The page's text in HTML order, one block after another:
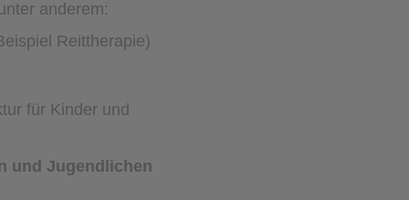
anderem:
Reittherapie)
für Kinder und
und Jugendlichen